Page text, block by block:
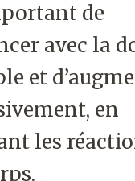
de
avec la
et
en
les